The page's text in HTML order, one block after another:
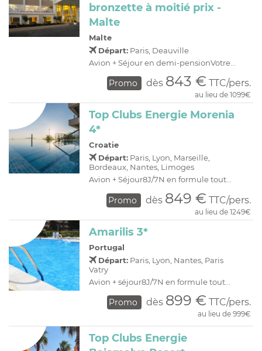
bronzette à moitié prix -
Malte
Malte
Départ: Paris, Deauville
Avion + Séjour en demi-pensionVotre...
Promo dès 843 € TTC/pers.
au lieu de 1099€
Top Clubs Energie Morenia
4*
Croatie
Départ: Paris, Lyon, Marseille,
Bordeaux, Nantes, Limoges
Avion + Séjour8J/7N en formule tout...
Promo dès 849 € TTC/pers.
au lieu de 1249€
Amarilis 3*
Portugal
Départ: Paris, Lyon, Nantes, Paris
Vatry
Avion + séjour8J/7N en formule tout...
Promo dès 899 € TTC/pers.
au lieu de 999€
Top Clubs Energie